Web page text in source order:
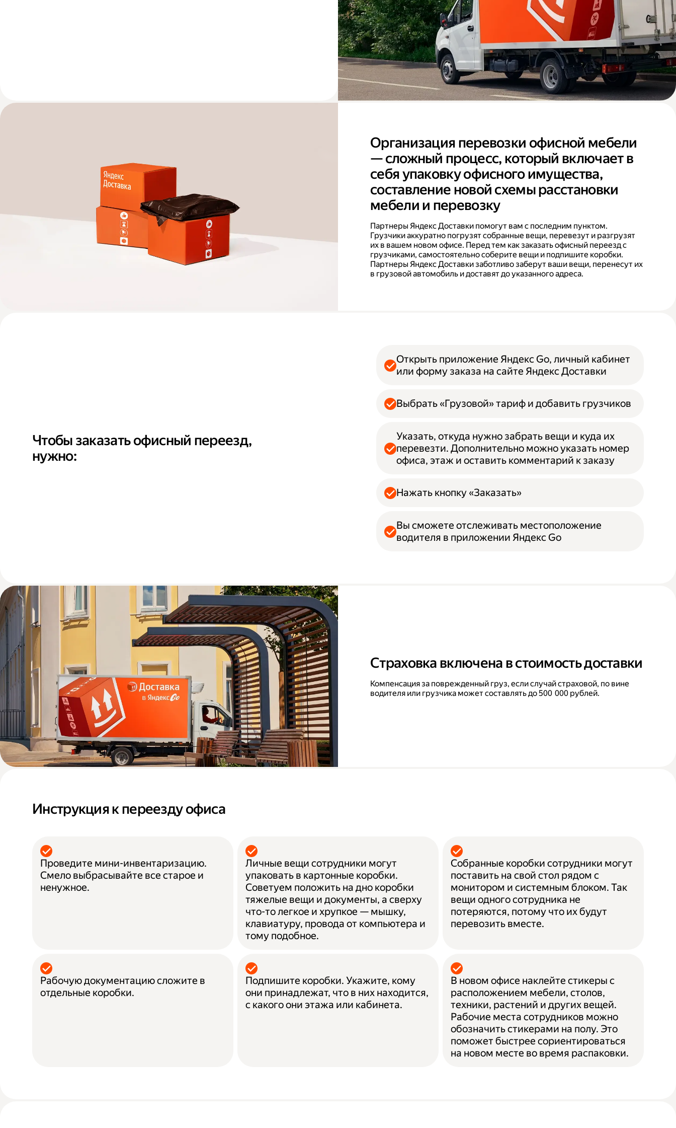
Организация перевозки офисной мебели
— сложный процесс, который включает в
себя упаковку офисного имущества,
составление новой схемы расстановки
мебели и перевозку
Партнеры Яндекс Доставки помогут вам с последним пунктом.
Грузчики аккуратно погрузят собранные вещи, перевезут и разгрузят
их в вашем новом офисе. Перед тем как заказать офисный переезд с
грузчиками, самостоятельно соберите вещи и подпишите коробки.
Партнеры Яндекс Доставки заботливо заберут ваши вещи, перенесут их
в грузовой автомобиль и доставят до указанного адреса.
Чтобы заказать офисный переезд,
нужно:
Открыть приложение Яндекс Go, личный кабинет
или форму заказа на сайте Яндекс Доставки
Выбрать «Грузовой» тариф и добавить грузчиков
Указать, откуда нужно забрать вещи и куда их
перевезти. Дополнительно можно указать номер
офиса, этаж и оставить комментарий к заказу
Нажать кнопку «Заказать»
Вы сможете отслеживать местоположение
водителя в приложении Яндекс Go
Страховка включена в стоимость доставки
Компенсация за поврежденный груз, если случай страховой, по вине
водителя или грузчика может составлять до 500 000 рублей.
Инструкция к переезду офиса
Проведите мини-инвентаризацию.
Смело выбрасывайте все старое и
ненужное.
Личные вещи сотрудники могут
упаковать в картонные коробки.
Советуем положить на дно коробки
тяжелые вещи и документы, а сверху
что-то легкое и хрупкое — мышку,
клавиатуру, провода от компьютера и
тому подобное.
Собранные коробки сотрудники могут
поставить на свой стол рядом с
монитором и системным блоком. Так
вещи одного сотрудника не
потеряются, потому что их будут
перевозить вместе.
Рабочую документацию сложите в
отдельные коробки.
Подпишите коробки. Укажите, кому
они принадлежат, что в них находится,
с какого они этажа или кабинета.
В новом офисе наклейте стикеры с
расположением мебели, столов,
техники, растений и других вещей.
Рабочие места сотрудников можно
обозначить стикерами на полу. Это
поможет быстрее сориентироваться
на новом месте во время распаковки.